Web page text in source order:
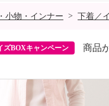
小物・インナー > 下着／
ズBOXキャンペーン 商品